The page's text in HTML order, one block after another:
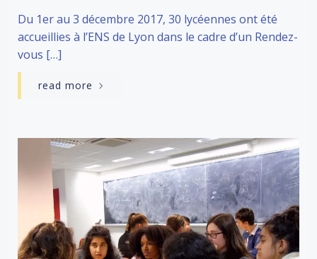
Du 1er au 3 décembre 2017, 30 lycéennes ont été
accueillies à l’ENS de Lyon dans le cadre d’un Rendez-
vous […]
read more